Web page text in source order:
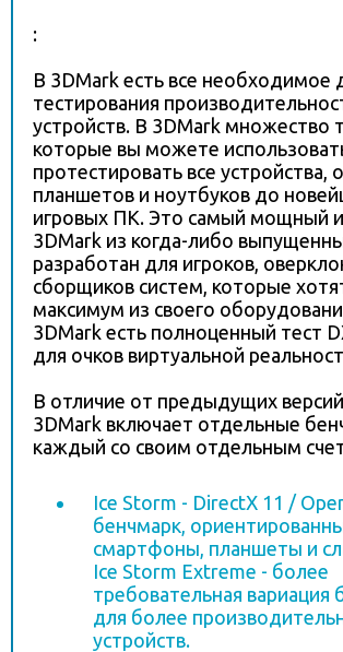
:
В 3DMark есть все необходимое
тестирования
устройств. В 3DMark множество
которые вы можете
протестировать все устройства,
планшетов и ноутбуков до
игровых ПК. Это самый мощный и
3DMark из когда-либо
разработан для игроков,
сборщиков систем, которые
максимум из своего
3DMark есть полноценный тест
для очков виртуальной
В отличие от предыдущих
3DMark включает отдельные
каждый со своим отдельным
Ice Storm - DirectX 11 /
бенчмарк,
смартфоны, планшеты и
Ice Storm Extreme - более
требовательная вариация
для более
устройств.